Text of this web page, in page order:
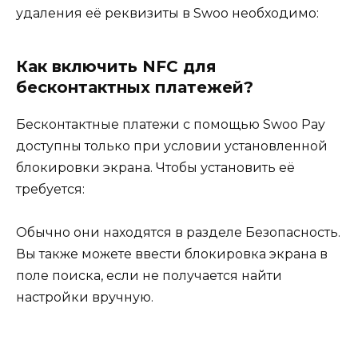
удаления её реквизиты в Swoo необходимо:
Как включить NFC для
бесконтактных платежей?
Бесконтактные платежи с помощью Swoo Pay
доступны только при условии установленной
блокировки экрана. Чтобы установить её
требуется:
Обычно они находятся в разделе Безопасность.
Вы также можете ввести блокировка экрана в
поле поиска, если не получается найти
настройки вручную.